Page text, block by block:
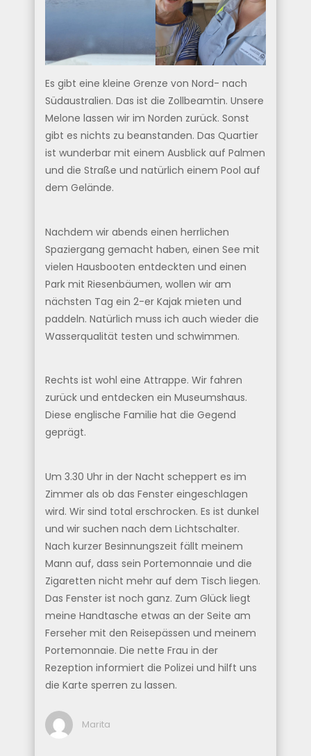
Es gibt eine kleine Grenze von Nord- nach
Südaustralien. Das ist die Zollbeamtin. Unsere
Melone lassen wir im Norden zurück. Sonst
gibt es nichts zu beanstanden. Das Quartier
ist wunderbar mit einem Ausblick auf Palmen
und die Straße und natürlich einem Pool auf
dem Gelände.
Nachdem wir abends einen herrlichen
Spaziergang gemacht haben, einen See mit
vielen Hausbooten entdeckten und einen
Park mit Riesenbäumen, wollen wir am
nächsten Tag ein 2-er Kajak mieten und
paddeln. Natürlich muss ich auch wieder die
Wasserqualität testen und schwimmen.
Rechts ist wohl eine Attrappe. Wir fahren
zurück und entdecken ein Museumshaus.
Diese englische Familie hat die Gegend
geprägt.
Um 3.30 Uhr in der Nacht scheppert es im
Zimmer als ob das Fenster eingeschlagen
wird. Wir sind total erschrocken. Es ist dunkel
und wir suchen nach dem Lichtschalter.
Nach kurzer Besinnungszeit fällt meinem
Mann auf, dass sein Portemonnaie und die
Zigaretten nicht mehr auf dem Tisch liegen.
Das Fenster ist noch ganz. Zum Glück liegt
meine Handtasche etwas an der Seite am
Ferseher mit den Reisepässen und meinem
Portemonnaie. Die nette Frau in der
Rezeption informiert die Polizei und hilft uns
die Karte sperren zu lassen.
Marita